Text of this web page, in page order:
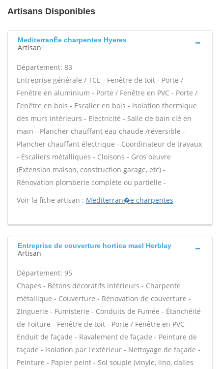
Artisans Disponibles
MediterranÉe charpentes Hyeres
Artisan
Département: 83
Entreprise générale / TCE - Fenêtre de toit - Porte /
Fenêtre en aluminium - Porte / Fenêtre en PVC - Porte /
Fenêtre en bois - Escalier en bois - Isolation thermique
des murs intérieurs - Electricité - Salle de bain clé en
main - Plancher chauffant eau chaude /réversible -
Plancher chauffant électrique - Coordinateur de travaux
- Escaliers métalliques - Cloisons - Gros oeuvre
(Extension maison, construction garage, etc) -
Rénovation plomberie complète ou partielle -
Voir la fiche artisan : Mediterran�e charpentes
Entreprise de couverture hortica mael Herblay
Artisan
Département: 95
Chapes - Bétons décoratifs intérieurs - Charpente
métallique - Couverture - Rénovation de couverture -
Zinguerie - Fumisterie - Conduits de Fumée - Étanchéité
de Toiture - Fenêtre de toit - Porte / Fenêtre en PVC -
Enduit de façade - Ravalement de façade - Peinture de
façade - Isolation par l'extérieur - Nettoyage de façade -
Peinture - Papier peint - Sol souple (vinyle, lino, dalles